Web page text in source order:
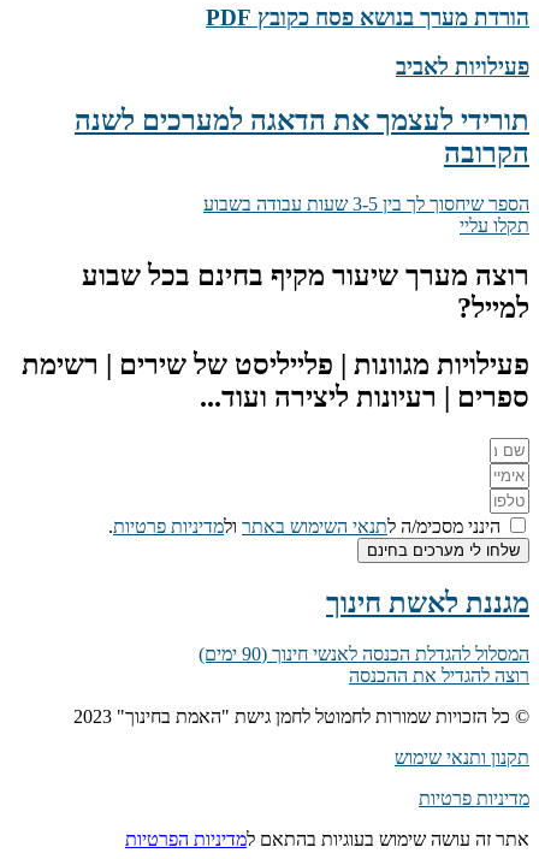
הורדת מערך בנושא פסח כקובץ PDF
פעילויות לאביב
תורידי לעצמך את הדאגה למערכים לשנה
הקרובה
הספר שיחסוך לך בין 3-5 שעות עבודה בשבוע
תקלו עליי
רוצה מערך שיעור מקיף בחינם בכל שבוע
למייל?
פעילויות מגוונות | פלייליסט של שירים | רשימת
ספרים | רעיונות ליצירה ועוד...
הינני מסכימ/ה לתנאי השימוש באתר ולמדיניות פרטיות.
שלחו לי מערכים בחינם
מגננת לאשת חינוך
המסלול להגדלת הכנסה לאנשי חינוך (90 ימים)
רוצה להגדיל את ההכנסה
© כל הזכויות שמורות לחמוטל לחמן גישת "האמת בחינוך" 2023
תקנון ותנאי שימוש
מדיניות פרטיות
אתר זה עושה שימוש בעוגיות בהתאם למדיניות הפרטיות